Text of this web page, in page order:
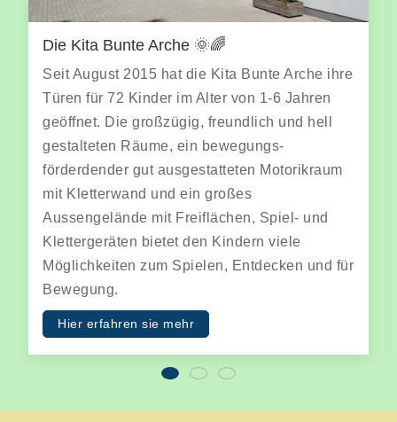
Pädagogisches Konzept 🌞✨
In vier Stammgruppen finden die Kinder
Geborgenheit, Schutz und Rückzugs-
möglichkeiten. Sie erleben gemeinsam den
Morgenkreis, freies und gemeinsames Spiel,
Frühstück und Mittagessen. Hier begegnen
sich Kinder mit und ohne Behinderung. In
offenen und gruppenübergreifenden Musik-,
Kreativ- oder Bewegungsangeboten leiten
als Pädagogen die Kinder gezielt an. Wir
fördern und geben Freiraum für eigene
Erfahrungen.
weiterlesen